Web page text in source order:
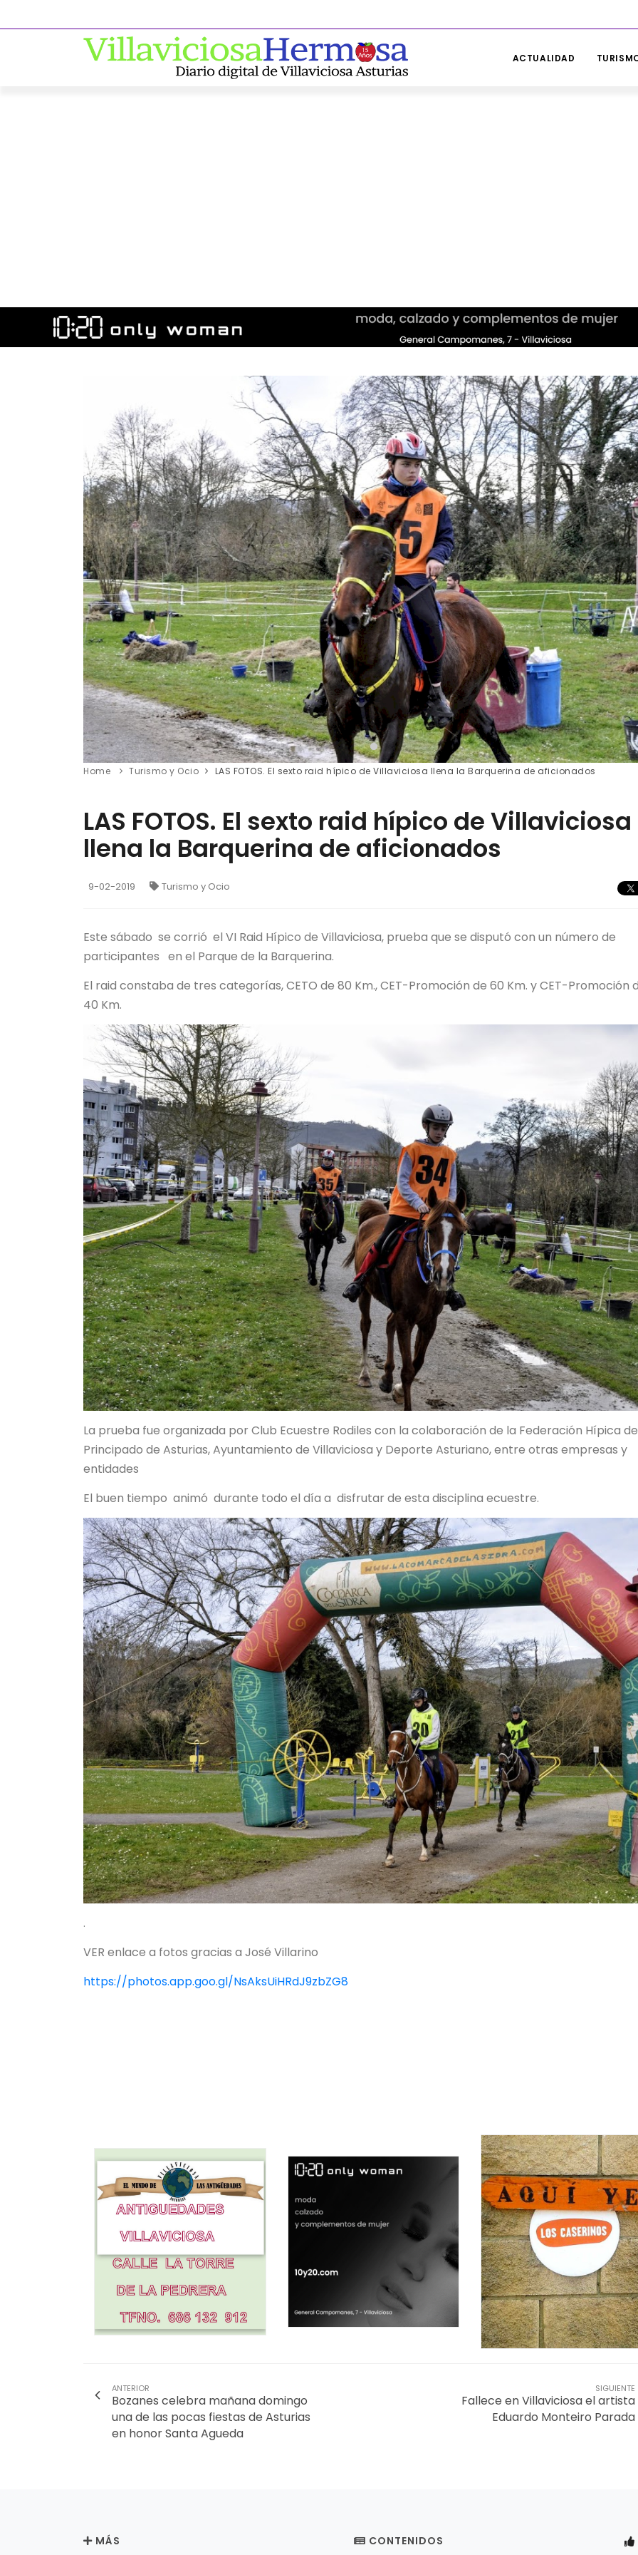
ACTUALIDAD
Home Turismo y Ocio LAS FOTOS. El sexto raid hípico de Villaviciosa llena la Barquerina de aficionados
LAS FOTOS. El sexto raid hípico de Villaviciosa
llena la Barquerina de aficionados
9-02-2019 Turismo y Ocio
Este sábado se corrió el VI Raid Hípico de Villaviciosa, prueba que se disputó con un número de
participantes en el Parque de la Barquerina.
El raid constaba de tres categorías, CETO de 80 Km., CET-Promoción de 60 Km. y CET-Promoción
40 Km.
La prueba fue organizada por Club Ecuestre Rodiles con la colaboración de la Federación Hípica
Principado de Asturias, Ayuntamiento de Villaviciosa y Deporte Asturiano, entre otras empresas y
entidades
El buen tiempo animó durante todo el día a disfrutar de esta disciplina ecuestre.
.
VER enlace a fotos gracias a José Villarino
https://photos.app.goo.gl/NsAksUiHRdJ9zbZG8
ANTERIOR
Bozanes celebra mañana domingo
una de las pocas fiestas de Asturias
en honor Santa Agueda
SIGUIENTE
Fallece en Villaviciosa el artista
Eduardo Monteiro Parada
MÁS CONTENIDOS